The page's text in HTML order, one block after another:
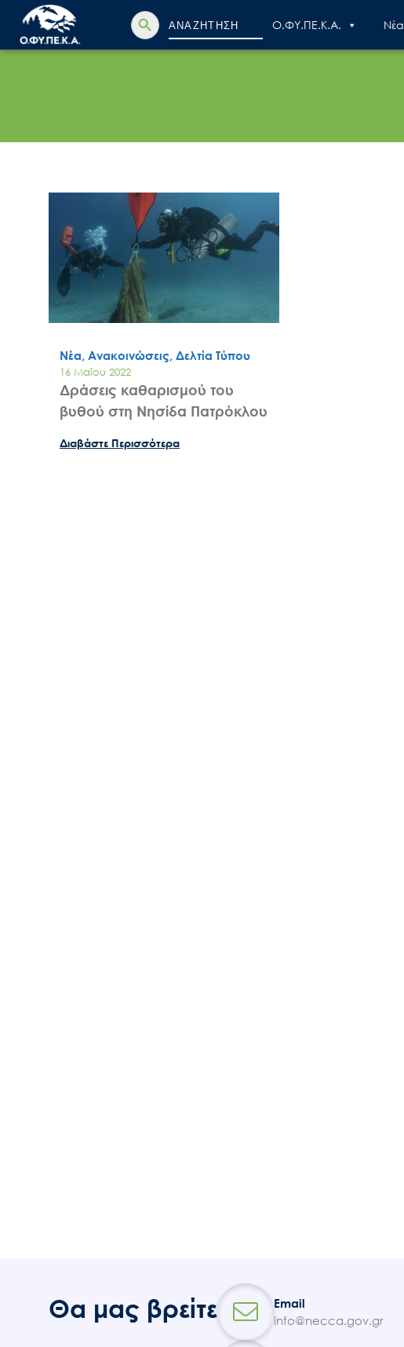
Search
for:
Search Button
Ο.ΦΥ.ΠΕ.Κ.Α. Nέα
Νέα, Ανακοινώσεις, Δελτία Τύπου
16 Μαΐου 2022
Δράσεις καθαρισμού του
βυθού στη Νησίδα Πατρόκλου
Διαβάστε Περισσότερα
Θα μας βρείτε
Email
info@necca.gov.gr